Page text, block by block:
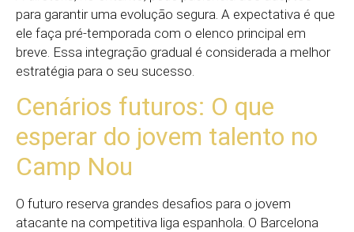
para garantir uma evolução segura. A expectativa é que
ele faça pré-temporada com o elenco principal em
breve. Essa integração gradual é considerada a melhor
estratégia para o seu sucesso.
Cenários futuros: O que
esperar do jovem talento no
Camp Nou
O futuro reserva grandes desafios para o jovem
atacante na competitiva liga espanhola. O Barcelona